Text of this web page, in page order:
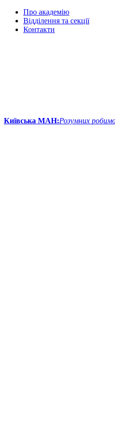
Про академію
Відділення та секції
Контакти
Київська МАН:Розумних